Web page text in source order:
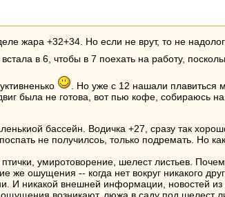
жара +32+34. Но если не врут, то не
встала в 6, чтобы в 7 поехать на работу,
. Но уже с 12 нашали плавиться
была не готова, вот пью кофе, собираюсь
бассейн. Водичка +27, сразу так
не получилсоь, только подремать. Но
умиротоворение, шелест листьев.
же ошущения -- когда нет вокруг никакого
И никакой внешней информации, новостей из
возникают, люжа в саду под шелест